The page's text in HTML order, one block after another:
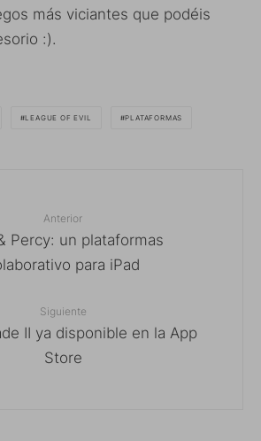
más viciantes que podéis
:).
LEAGUE OF EVIL PLATAFORMAS
Anterior
Percy: un plataformas
para iPad
Siguiente
II ya disponible en la App
Store